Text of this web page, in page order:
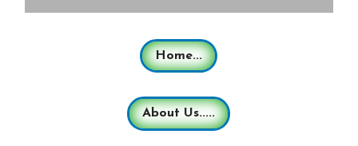
Home...
About Us.....